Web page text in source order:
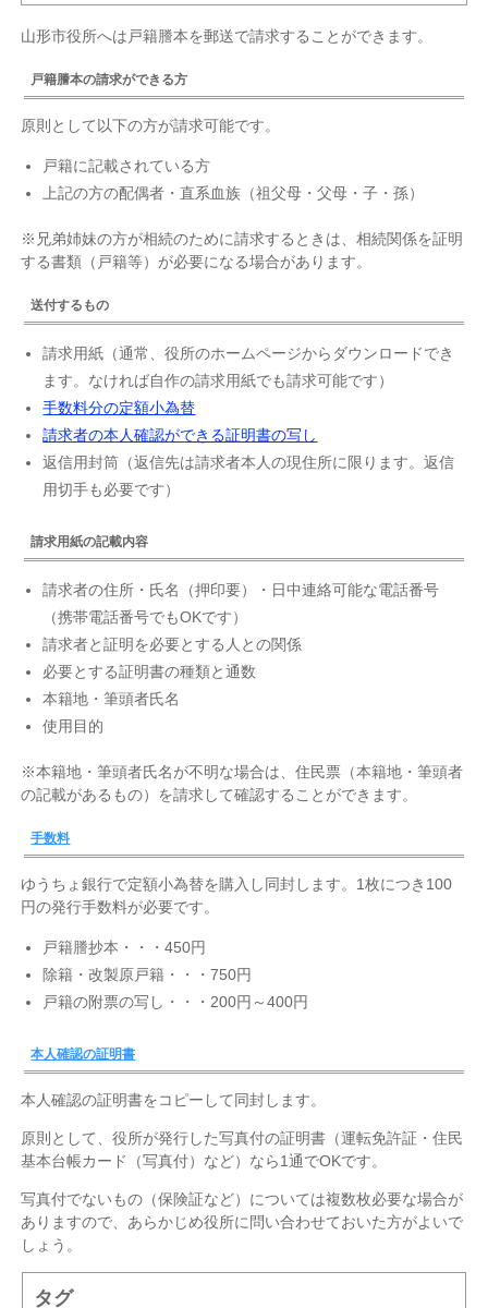
山形市役所へは戸籍謄本を郵送で請求することができます。
戸籍謄本の請求ができる方
原則として以下の方が請求可能です。
戸籍に記載されている方
上記の方の配偶者・直系血族（祖父母・父母・子・孫）
※兄弟姉妹の方が相続のために請求するときは、相続関係を証明
する書類（戸籍等）が必要になる場合があります。
送付するもの
請求用紙（通常、役所のホームページからダウンロードでき
ます。なければ自作の請求用紙でも請求可能です）
手数料分の定額小為替
請求者の本人確認ができる証明書の写し
返信用封筒（返信先は請求者本人の現住所に限ります。返信
用切手も必要です）
請求用紙の記載内容
請求者の住所・氏名（押印要）・日中連絡可能な電話番号
（携帯電話番号でもOKです）
請求者と証明を必要とする人との関係
必要とする証明書の種類と通数
本籍地・筆頭者氏名
使用目的
※本籍地・筆頭者氏名が不明な場合は、住民票（本籍地・筆頭者
の記載があるもの）を請求して確認することができます。
手数料
ゆうちょ銀行で定額小為替を購入し同封します。1枚につき100
円の発行手数料が必要です。
戸籍謄抄本・・・450円
除籍・改製原戸籍・・・750円
戸籍の附票の写し・・・200円～400円
本人確認の証明書
本人確認の証明書をコピーして同封します。
原則として、役所が発行した写真付の証明書（運転免許証・住民
基本台帳カード（写真付）など）なら1通でOKです。
写真付でないもの（保険証など）については複数枚必要な場合が
ありますので、あらかじめ役所に問い合わせておいた方がよいで
しょう。
タグ